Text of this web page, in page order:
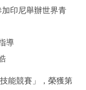
印尼舉辦世界青
導
能競賽」，榮獲第